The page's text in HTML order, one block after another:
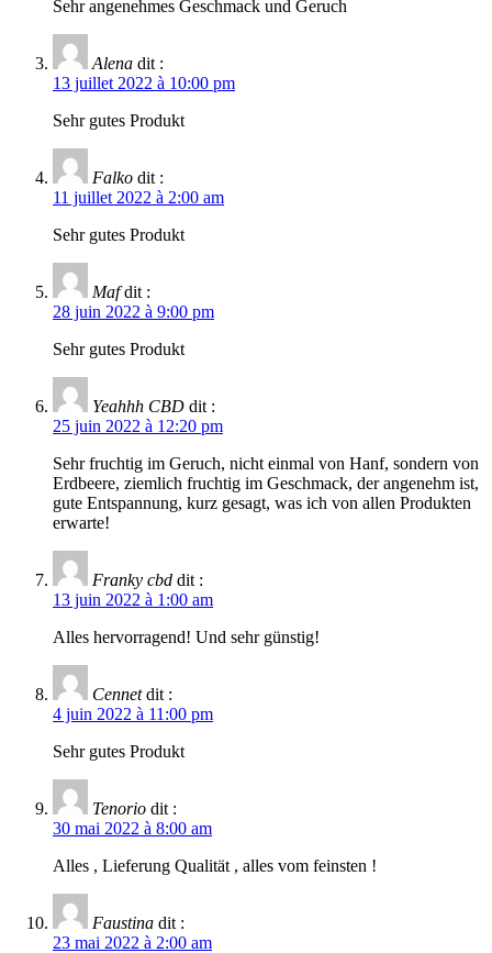
Sehr angenehmes Geschmack und Geruch
Alena dit :
13 juillet 2022 à 10:00 pm
Sehr gutes Produkt
Falko dit :
11 juillet 2022 à 2:00 am
Sehr gutes Produkt
Maf dit :
28 juin 2022 à 9:00 pm
Sehr gutes Produkt
Yeahhh CBD dit :
25 juin 2022 à 12:20 pm
Sehr fruchtig im Geruch, nicht einmal von Hanf, sondern von
Erdbeere, ziemlich fruchtig im Geschmack, der angenehm ist,
gute Entspannung, kurz gesagt, was ich von allen Produkten
erwarte!
Franky cbd dit :
13 juin 2022 à 1:00 am
Alles hervorragend! Und sehr günstig!
Cennet dit :
4 juin 2022 à 11:00 pm
Sehr gutes Produkt
Tenorio dit :
30 mai 2022 à 8:00 am
Alles , Lieferung Qualität , alles vom feinsten !
Faustina dit :
23 mai 2022 à 2:00 am